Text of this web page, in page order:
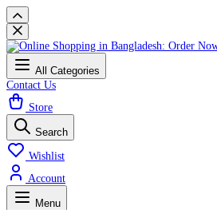
All Categories
Contact Us
Store
Search
Wishlist
Account
Menu